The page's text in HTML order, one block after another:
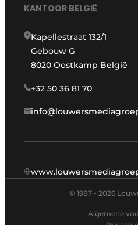
KANTOOR BELGIË
Kapellestraat 132/1
Gebouw G
8020 Oostkamp België
+32 50 36 81 70
© 1987 - 2026
Algemene